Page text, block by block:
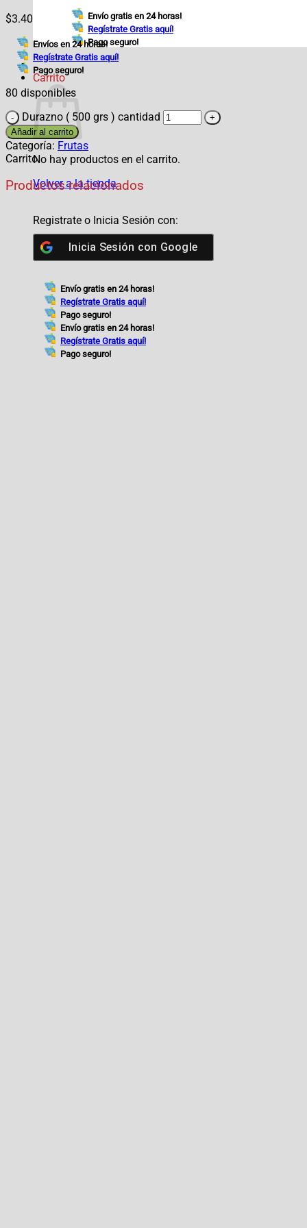
Envío gratis en 24 horas!
Regístrate Gratis aquí!
Pago seguro!
Carrito
No hay productos en el carrito.
Volver a la tienda
Registrate o Inicia Sesión con:
Inicia Sesión con Google
Envío gratis en 24 horas!
Regístrate Gratis aquí!
Pago seguro!
Envío gratis en 24 horas!
Regístrate Gratis aquí!
Pago seguro!
$3.40
Envíos en 24 horas!
Regístrate Gratis aquí!
Pago seguro!
80 disponibles
Durazno ( 500 grs ) cantidad
Añadir al carrito
Categoría: Frutas
Carrito
Productos relacionados